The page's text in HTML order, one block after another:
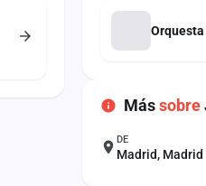
Orquesta
Mássobre
DE
Madrid, Madrid